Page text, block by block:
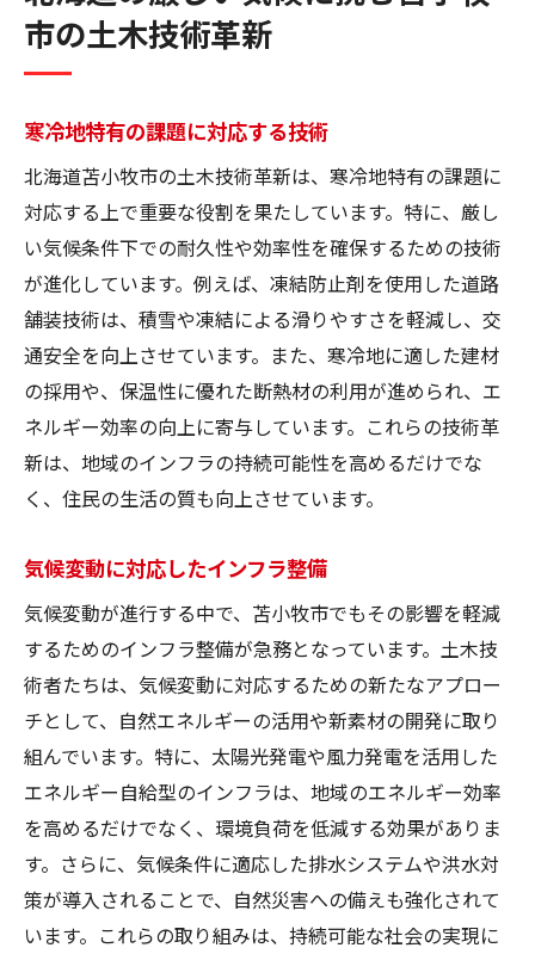
市の土木技術革新
寒冷地特有の課題に対応する技術
北海道苫小牧市の土木技術革新は、寒冷地特有の課題に
対応する上で重要な役割を果たしています。特に、厳し
い気候条件下での耐久性や効率性を確保するための技術
が進化しています。例えば、凍結防止剤を使用した道路
舗装技術は、積雪や凍結による滑りやすさを軽減し、交
通安全を向上させています。また、寒冷地に適した建材
の採用や、保温性に優れた断熱材の利用が進められ、エ
ネルギー効率の向上に寄与しています。これらの技術革
新は、地域のインフラの持続可能性を高めるだけでな
く、住民の生活の質も向上させています。
気候変動に対応したインフラ整備
気候変動が進行する中で、苫小牧市でもその影響を軽減
するためのインフラ整備が急務となっています。土木技
術者たちは、気候変動に対応するための新たなアプロー
チとして、自然エネルギーの活用や新素材の開発に取り
組んでいます。特に、太陽光発電や風力発電を活用した
エネルギー自給型のインフラは、地域のエネルギー効率
を高めるだけでなく、環境負荷を低減する効果がありま
す。さらに、気候条件に適応した排水システムや洪水対
策が導入されることで、自然災害への備えも強化されて
います。これらの取り組みは、持続可能な社会の実現に